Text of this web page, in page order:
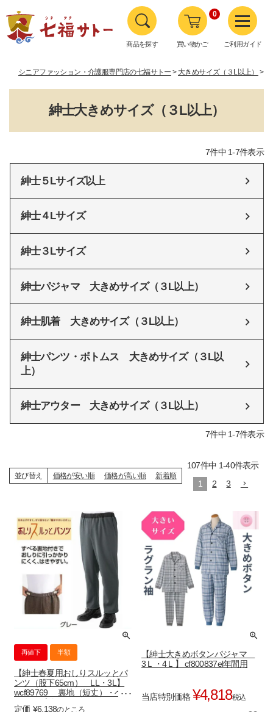
商品を探す 買い物かご
0
ご利用ガイド
シニアファッション・介護服専門店の七福サトー 大きめサイズ（３L以上）
紳士大きめサイズ（３L以上）
7件中 1-7件表示
紳士５Lサイズ以上
紳士４Lサイズ
紳士３Lサイズ
紳士パジャマ 大きめサイズ（３L以上）
紳士肌着 大きめサイズ（３L以上）
紳士パンツ・ボトムス 大きめサイズ（３L以
上）
紳士アウター 大きめサイズ（３L以上）
7件中 1-7件表示
並び替え 価格が安い順 価格が高い順 新着順
107件中 1-40件表示
1
2 3
再値下 半額
【紳士春夏用おしりスルッとパ
ンツ（股下65cm） LL・3L】
wcf89769 裏地（短丈）・ベル
定価 ¥6,138のところ
【紳士大きめボタンパジャマ
3Ｌ・4Ｌ】 cf800837el年間用
当店特別価格 ¥4,818税込